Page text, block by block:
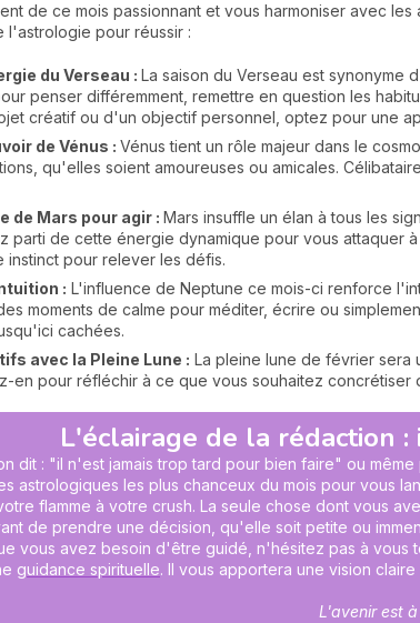
de ce mois passionnant et vous harmoniser avec
l'astrologie pour réussir :
du Verseau : La saison du Verseau est synonyme
penser différemment, remettre en question les
créatif ou d'un objectif personnel, optez pour une
de Vénus : Vénus tient un rôle majeur dans le
qu'elles soient amoureuses ou amicales.
de Mars pour agir : Mars insuffle un élan à tous les
parti de cette énergie dynamique pour vous attaquer
instinct pour relever les défis.
: L'influence de Neptune ce mois-ci renforce
moments de calme pour méditer, écrire ou
cachées.
avec la Pleine Lune : La pleine lune de février sera
en pour réfléchir à ce que vous souhaitez concrétiser
L'éclairage de la rédaction
dit : "il n'est jamais trop tard pour bien faire" ou
astrologiques les plus chanceux du mois pour vous
flamme à votre crush. La seule chose dont vous
de prendre une décision, qu'elle soit petite ou
vous avez besoin d'être guidé, n'hésitez pas à
guidance spirituelle. Il vous apportera une vision
L'avenir est